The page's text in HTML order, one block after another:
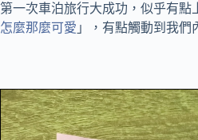
第一次車泊旅行大成功，似乎有點
怎麼那麼可愛 」，有點觸動到我們